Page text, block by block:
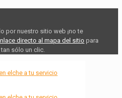
por nuestro sitio web ¡no te
directo al mapa del sitio para
sólo un clic.